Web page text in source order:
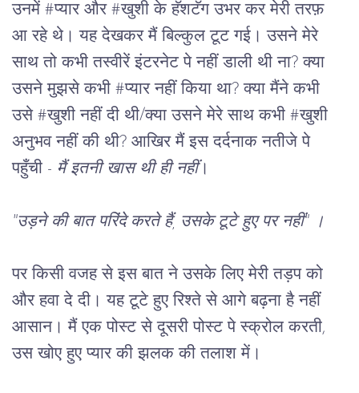
उनमें #प्यार और #खुशी के हॅशटॅग उभर कर मेरी तरफ़
आ रहे थे। यह देखकर मैं बिल्कुल टूट गई। उसने मेरे
साथ तो कभी तस्वीरें इंटरनेट पे नहीं डाली थी ना? क्या
उसने मुझसे कभी #प्यार नहीं किया था? क्या मैंने कभी
उसे #खुशी नहीं दी थी/क्या उसने मेरे साथ कभी #खुशी
अनुभव नहीं की थी? आखिर मैं इस दर्दनाक नतीजे पे
पहुँची - मैं इतनी खास थी ही नहीं।
"उड़ने की बात परिंदे करते हैं, उसके टूटे हुए पर नहीं" ।
पर किसी वजह से इस बात ने उसके लिए मेरी तड़प को
और हवा दे दी। यह टूटे हुए रिश्ते से आगे बढ़ना है नहीं
आसान। मैं एक पोस्ट से दूसरी पोस्ट पे स्क्रोल करती,
उस खोए हुए प्यार की झलक की तलाश में।